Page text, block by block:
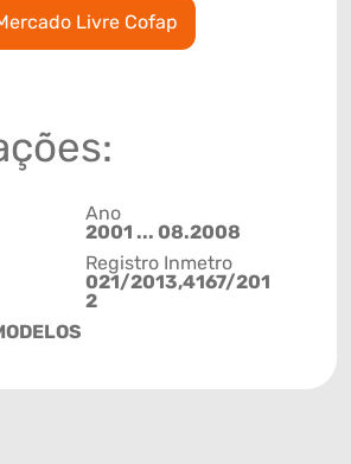
Livre Cofap
Ano
2001 ... 08.2008
Registro Inmetro
021/2013,4167/201
2